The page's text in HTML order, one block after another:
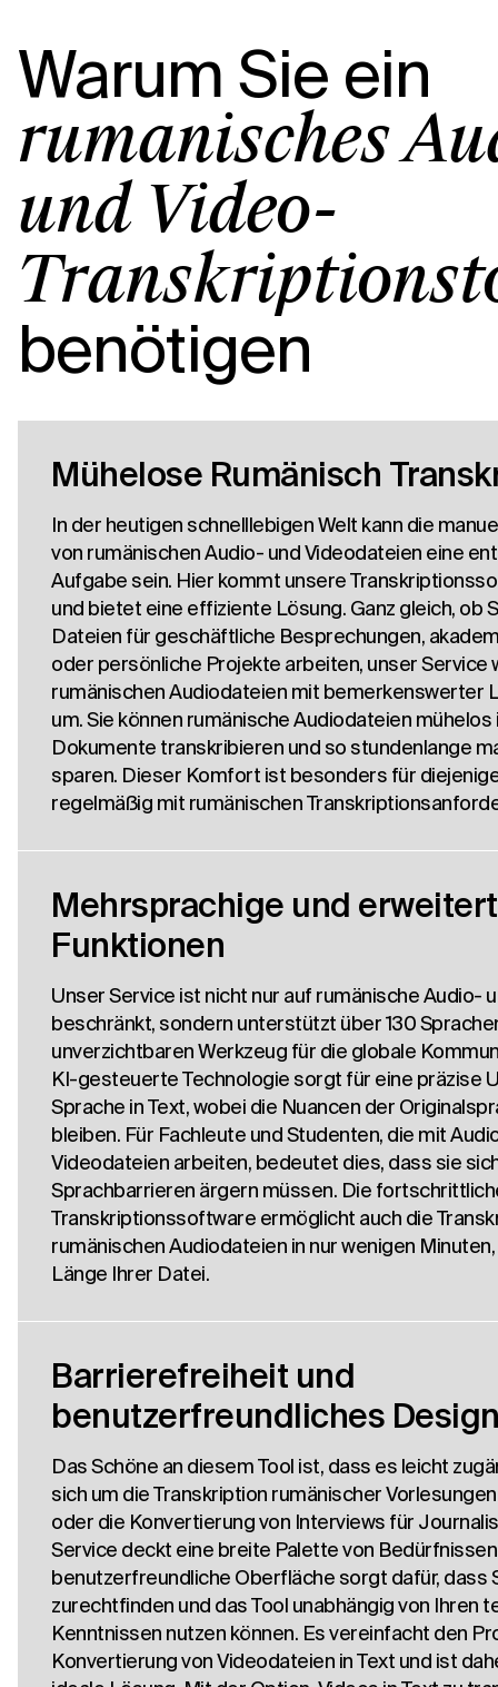
Warum Sie ein
rumänisches
und Video-
benötigen
Mühelose Rumänisch
In der heutigen schnelllebigen Welt kann die
von rumänischen Audio- und Videodateien eine
Aufgabe sein. Hier kommt unsere
und bietet eine effiziente Lösung. Ganz gleich, ob
Dateien für geschäftliche Besprechungen,
oder persönliche Projekte arbeiten, unser Service
rumänischen Audiodateien mit bemerkenswerter
um. Sie können rumänische Audiodateien
Dokumente transkribieren und so stundenlange
sparen. Dieser Komfort ist besonders für
regelmäßig mit rumänischen
Mehrsprachige und
Funktionen
Unser Service ist nicht nur auf rumänische Audio-
beschränkt, sondern unterstützt über 130
unverzichtbaren Werkzeug für die globale
KI-gesteuerte Technologie sorgt für eine präzise
Sprache in Text, wobei die Nuancen der
bleiben. Für Fachleute und Studenten, die mit
Videodateien arbeiten, bedeutet dies, dass sie
Sprachbarrieren ärgern müssen. Die
Transkriptionssoftware ermöglicht auch die
rumänischen Audiodateien in nur wenigen
Länge Ihrer Datei.
Barrierefreiheit und
benutzerfreundliches
Das Schöne an diesem Tool ist, dass es leicht
sich um die Transkription rumänischer
oder die Konvertierung von Interviews für
Service deckt eine breite Palette von
benutzerfreundliche Oberfläche sorgt dafür, dass
zurechtfinden und das Tool unabhängig von Ihren
Kenntnissen nutzen können. Es vereinfacht den
Konvertierung von Videodateien in Text und ist